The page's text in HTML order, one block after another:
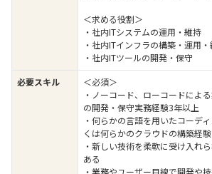
＜求める役割＞
・社内ITシステムの運用・維持
・社内ITインフラの構築・運用
・社内ITツールの開発・保守
必要スキル
＜必須＞
・ノーコード、ローコードによ
の開発・保守実務経験3年以上
・何らかの言語を用いたコーデ
くは何らかのクラウドの構築経
・新しい技術を柔軟に受け入れ
ある
・業務やユーザー目線で開発や